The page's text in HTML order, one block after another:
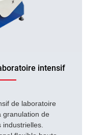
intensif
de laboratoire
granulation de